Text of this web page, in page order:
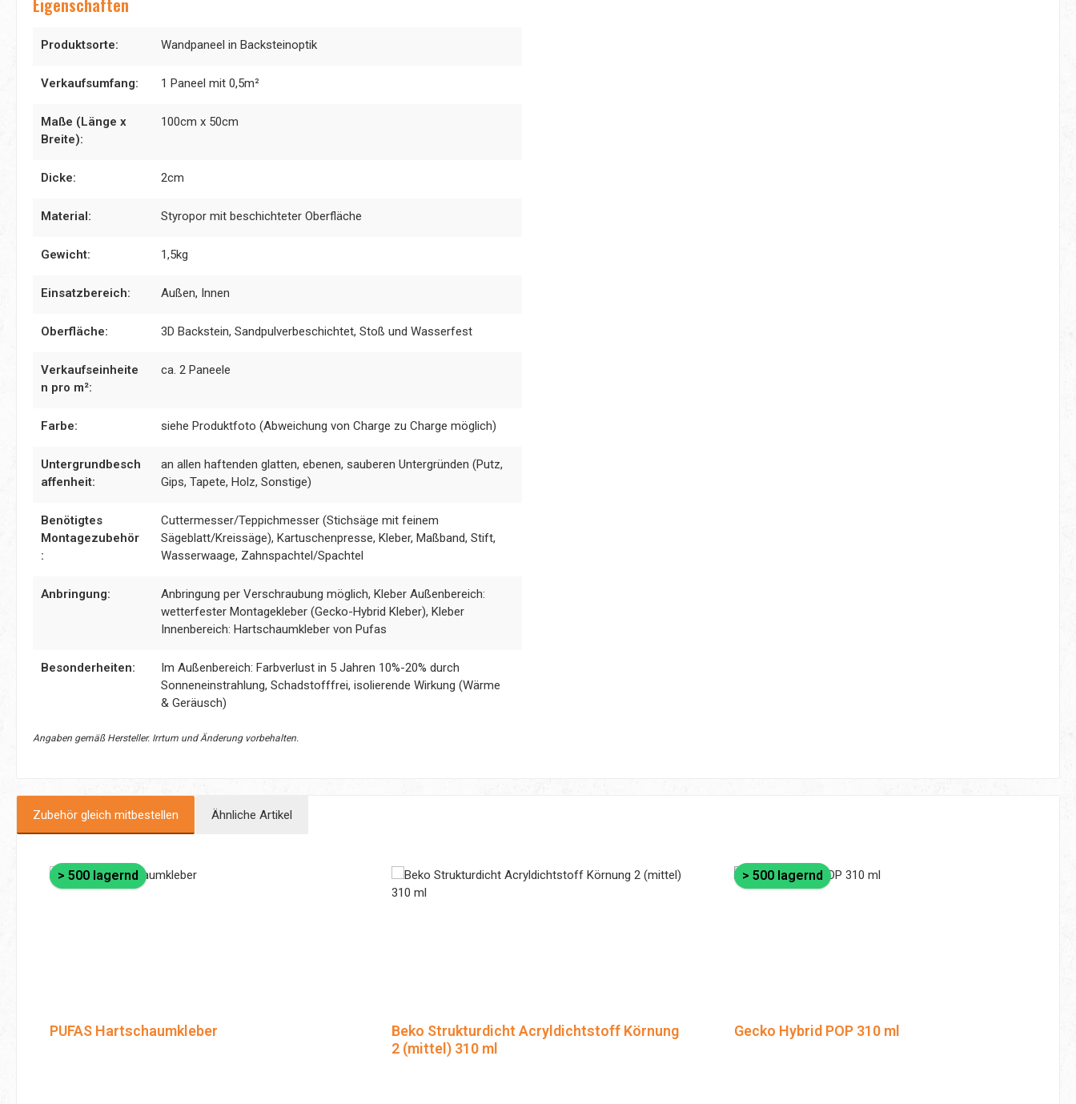
Produktsorte: Wandpaneel in Backsteinoptik
Verkaufsumfang: 1 Paneel mit 0,5m²
Maße (Länge x
Breite):
100cm x 50cm
Dicke: 2cm
Material: Styropor mit beschichteter Oberfläche
Gewicht: 1,5kg
Einsatzbereich: Außen, Innen
Oberfläche: 3D Backstein, Sandpulverbeschichtet, Stoß und Wasserfest
Verkaufseinheite
n pro m²:
ca. 2 Paneele
Farbe: siehe Produktfoto (Abweichung von Charge zu Charge möglich)
Untergrundbesch
affenheit:
an allen haftenden glatten, ebenen, sauberen Untergründen (Putz,
Gips, Tapete, Holz, Sonstige)
Benötigtes
Montagezubehör
:
Cuttermesser/Teppichmesser (Stichsäge mit feinem
Sägeblatt/Kreissäge), Kartuschenpresse, Kleber, Maßband, Stift,
Wasserwaage, Zahnspachtel/Spachtel
Anbringung:
Anbringung per Verschraubung möglich, Kleber Außenbereich:
wetterfester Montagekleber (Gecko-Hybrid Kleber), Kleber
Innenbereich: Hartschaumkleber von Pufas
Besonderheiten:
Im Außenbereich: Farbverlust in 5 Jahren 10%-20% durch
Sonneneinstrahlung, Schadstofffrei, isolierende Wirkung (Wärme
& Geräusch)
Angaben gemäß Hersteller. Irrtum und Änderung vorbehalten.
Zubehör gleich mitbestellen Ähnliche Artikel
> 500 lagernd
PUFAS Hartschaumkleber
Beko Strukturdicht Acryldichtstoff Körnung
2 (mittel) 310 ml
> 500 lagernd
Gecko Hybrid POP 310 ml